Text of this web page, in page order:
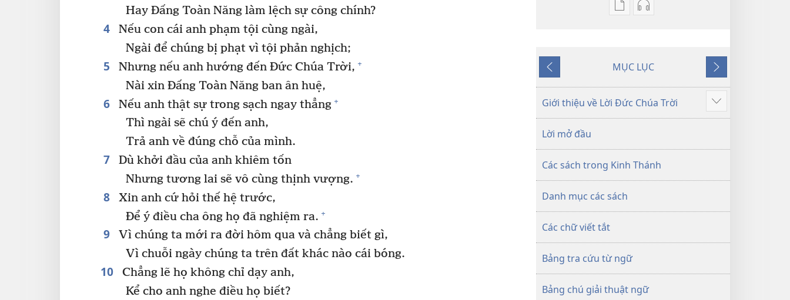
Hay Đấng Toàn Năng làm lệch sự công chính?
4
Nếu con cái anh phạm tội cùng ngài,
Ngài để chúng bị phạt vì tội phản nghịch;
5 Nhưng nếu anh hướng đến Đức Chúa Trời, +
Nài xin Đấng Toàn Năng ban ân huệ,
6 Nếu anh thật sự trong sạch ngay thẳng +
Thì ngài sẽ chú ý đến anh,
Trả anh về đúng chỗ của mình.
7
Dù khởi đầu của anh khiêm tốn
Nhưng tương lai sẽ vô cùng thịnh vượng. +
8
Xin anh cứ hỏi thế hệ trước,
Để ý điều cha ông họ đã nghiệm ra. +
9
Vì chúng ta mới ra đời hôm qua và chẳng biết gì,
Vì chuỗi ngày chúng ta trên đất khác nào cái bóng.
10
Chẳng lẽ họ không chỉ dạy anh,
Kể cho anh nghe điều họ biết?
Tùy
các
liệu
điện
Thánh
—
Bản
dịch
Thế
Tùy
các
thu
âm
—
Bản
dịch
Giới
Trước
MỤC LỤC
Tiếp
theo
Giới thiệu về Lời Đức Chúa Trời
Hiển
thị
Lời mở đầu
Các sách trong Kinh Thánh
Danh mục các sách
Các chữ viết tắt
Bảng tra cứu từ ngữ
Bảng chú giải thuật ngữ